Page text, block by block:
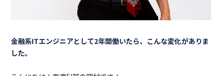
金融系ITエンジニアとして2年間働いたら、こんな変化がありま
した。